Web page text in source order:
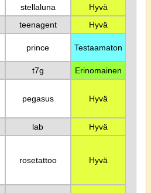
stellaluna
Hyvä
teenagent
Hyvä
prince Testaamaton
t7g
Erinomainen
pegasus Hyvä
lab
Hyvä
rosetattoo Hyvä